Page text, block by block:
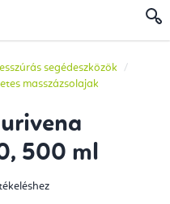
segédeszközök
masszázsolajak
500 ml